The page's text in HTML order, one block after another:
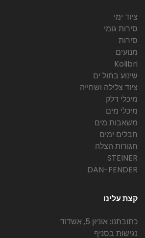
ציוד ימי
סירות גומי
סירות
מנועים
Kolibri
שינוע בחול ים
ציוד צלילה ושחייה
מיכלי דלק
מיכלי מים
משאבות מים
חבלים ימים
חגורות הצלה
STEINER
DAN-FENDER
קצת עלינו
כתובתנו: אוניון 5, אשדוד
נגישות בסניף